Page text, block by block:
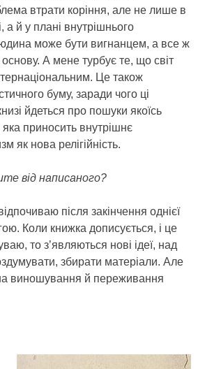
втрати коріння, але не лише в
а й у плані внутрішнього
може бути вигнанцем, а все ж
основу. А мене турбує те, що світ
Це також
буму, заради чого ці
йдеться про пошуки якоїсь
яка приносить внутрішнє
як нова релігійність.
від написаного?
після закінчення однієї
Коли книжка дописується, і це
то з’являються нові ідеї, над
збирати матеріали. Але
виношування й переживання